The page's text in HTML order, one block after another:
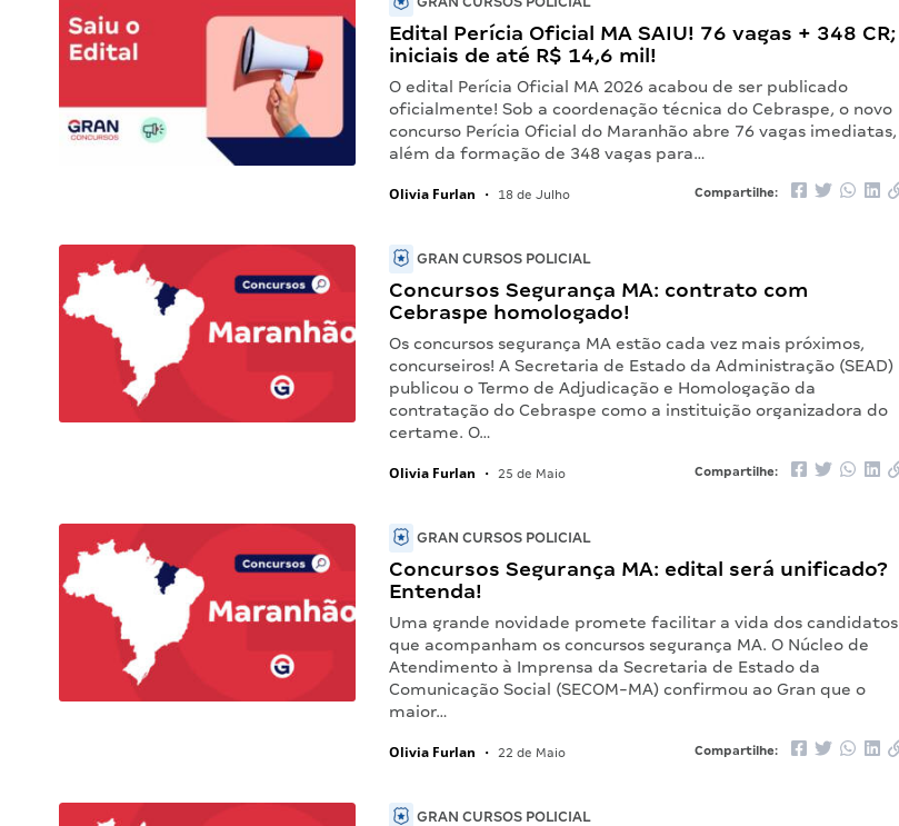
Edital Perícia Oficial MA SAIU! 76 vagas + 348 CR;
iniciais de até R$ 14,6 mil!
O edital Perícia Oficial MA 2026 acabou de ser publicado
oficialmente! Sob a coordenação técnica do Cebraspe, o novo
concurso Perícia Oficial do Maranhão abre 76 vagas imediatas,
além da formação de 348 vagas para…
Olivia Furlan • 18 de Julho Compartilhe:
GRAN CURSOS POLICIAL
Concursos Segurança MA: contrato com
Cebraspe homologado!
Os concursos segurança MA estão cada vez mais próximos,
concurseiros! A Secretaria de Estado da Administração (SEAD)
publicou o Termo de Adjudicação e Homologação da
contratação do Cebraspe como a instituição organizadora do
certame. O…
Olivia Furlan • 25 de Maio Compartilhe:
GRAN CURSOS POLICIAL
Concursos Segurança MA: edital será unificado?
Entenda!
Uma grande novidade promete facilitar a vida dos candidatos
que acompanham os concursos segurança MA. O Núcleo de
Atendimento à Imprensa da Secretaria de Estado da
Comunicação Social (SECOM-MA) confirmou ao Gran que o
maior…
Olivia Furlan • 22 de Maio Compartilhe:
GRAN CURSOS POLICIAL